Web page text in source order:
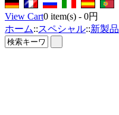
View Cart0 item(s) - 0円
ホーム::スペシャル::新製品